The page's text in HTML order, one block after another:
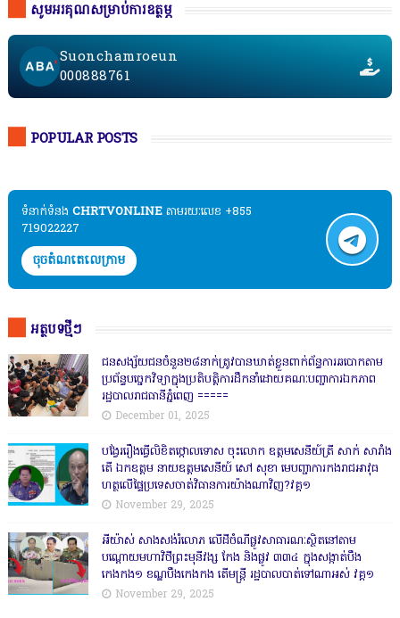
សូមអរគុណសម្រាប់ការឧត្ថម្ភ
Suonchamroeun
000888761
POPULAR POSTS
ទំនាក់ទំនង​​ CHRTVONLINE តាមរយៈលេខ +855
719022227
ចុចតំណតេលេក្រាម
អត្ថបទថ្មីៗ
ជនសង្ស័យជនចំនួន២៨នាក់ត្រូវបានឃាត់ខ្លួនពាក់ព័ន្ធការឆបោកតាម
ប្រព័ន្ធបច្ចេកវិទ្យាក្នុងប្រតិបត្តិការដឹកនាំដោយគណៈបញ្ជាការឯកភាព
រដ្ឋបាលរាជធានីភ្នំពេញ ‎=====
December 01, 2025
បង្វែររឿងធ្វើលិខិតថ្កោលទោស ចុះលោក ឧត្តមសេនីយ៍ត្រី សាក់ សារាំង
តើ ឯកឧត្តម នាយឧត្តមសេនីយ៍ សៅ សុខា មេបញ្ជាការកងរាជអាវុធ
ហត្ថលើផ្ទៃប្រទេសចាត់វិធានការយ៉ាងណាវិញ?វគ្គ១
November 29, 2025
អីយ៉ាស់ សាងសង់រំលោភ លើដីចំណីផ្លូវសាធារណៈស្ថិតនៅតាម
បណ្ដោយមហាវិថីព្រះមុនីវង្ស កែង និងផ្លូវ ៣៣៤ ក្នុងសង្កាត់បឹង
កេងកង១ ខណ្ឌបឹងកេងកង តើមន្ត្រី រដ្ឋបាលបាត់ទៅណាអស់ វគ្គ១
November 29, 2025